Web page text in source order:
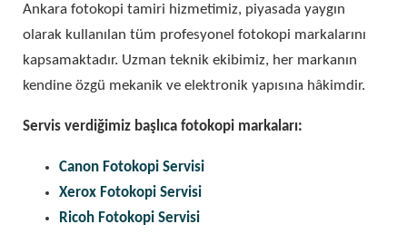
Ankara fotokopi tamiri hizmetimiz, piyasada yaygın
olarak kullanılan tüm profesyonel fotokopi markalarını
kapsamaktadır. Uzman teknik ekibimiz, her markanın
kendine özgü mekanik ve elektronik yapısına hâkimdir.
Servis verdiğimiz başlıca fotokopi markaları:
Canon Fotokopi Servisi
Xerox Fotokopi Servisi
Ricoh Fotokopi Servisi